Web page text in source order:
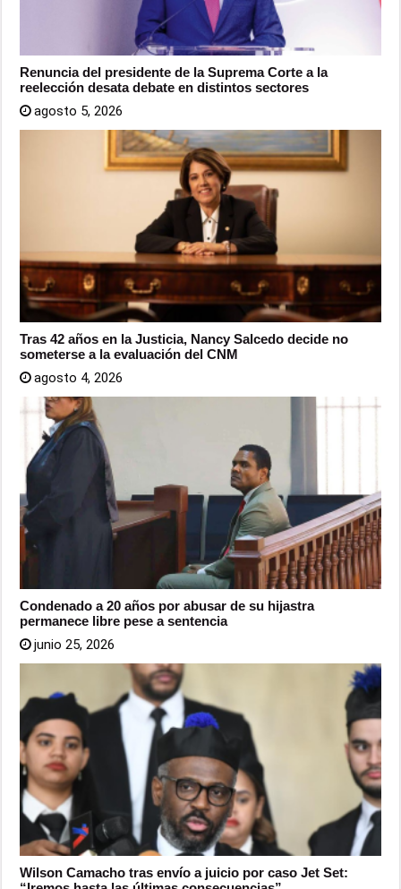
Renuncia del presidente de la Suprema Corte a la
reelección desata debate en distintos sectores
agosto 5, 2026
Tras 42 años en la Justicia, Nancy Salcedo decide no
someterse a la evaluación del CNM
agosto 4, 2026
Condenado a 20 años por abusar de su hijastra
permanece libre pese a sentencia
junio 25, 2026
Wilson Camacho tras envío a juicio por caso Jet Set: